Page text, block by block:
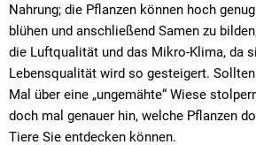
Nahrung; die Pflanzen können hoch
blühen und anschließend Samen zu
die Luftqualität und das Mikro-Klima, da
Lebensqualität wird so gesteigert.
Mal über eine „ungemähte“ Wiese
doch mal genauer hin, welche Pflanzen
Tiere Sie entdecken können.